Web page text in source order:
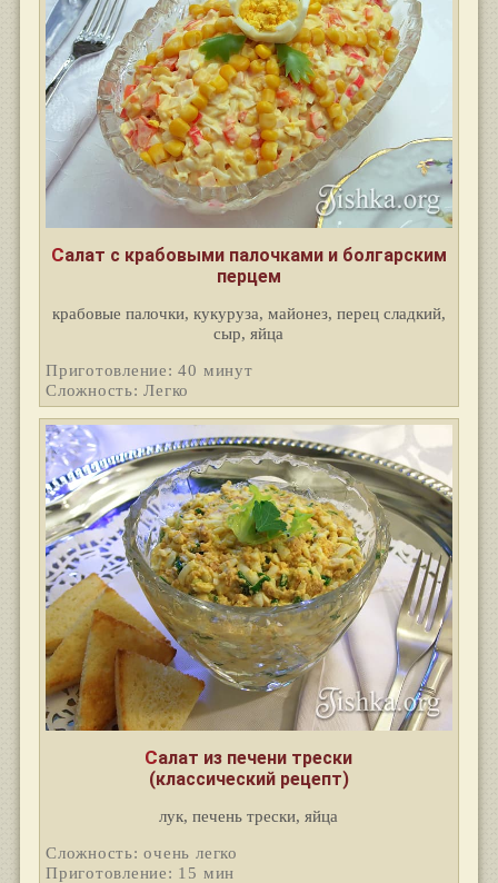
Салат с крабовыми палочками и болгарским
перцем
крабовые палочки, кукуруза, майонез, перец сладкий,
сыр, яйца
Приготовление: 40 минут
Сложность: Легко
Салат из печени трески
(классический рецепт)
лук, печень трески, яйца
Сложность: очень легко
Приготовление: 15 мин